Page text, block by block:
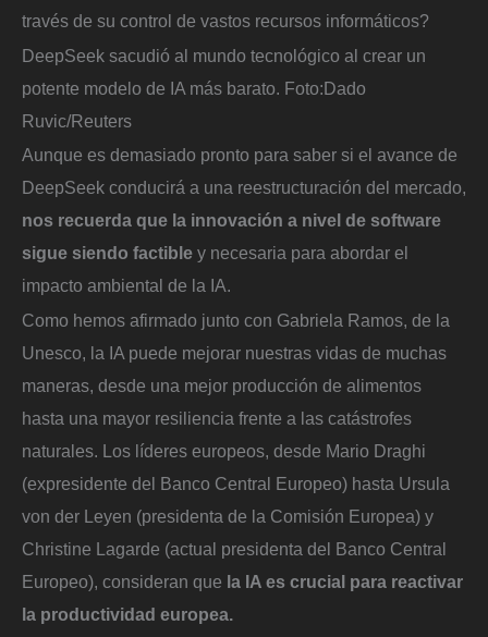
través de su control de vastos recursos informáticos?
DeepSeek sacudió al mundo tecnológico al crear un
potente modelo de IA más barato. Foto:Dado
Ruvic/Reuters
Aunque es demasiado pronto para saber si el avance de
DeepSeek conducirá a una reestructuración del mercado,
nos recuerda que la innovación a nivel de software
sigue siendo factible y necesaria para abordar el
impacto ambiental de la IA.
Como hemos afirmado junto con Gabriela Ramos, de la
Unesco, la IA puede mejorar nuestras vidas de muchas
maneras, desde una mejor producción de alimentos
hasta una mayor resiliencia frente a las catástrofes
naturales. Los líderes europeos, desde Mario Draghi
(expresidente del Banco Central Europeo) hasta Ursula
von der Leyen (presidenta de la Comisión Europea) y
Christine Lagarde (actual presidenta del Banco Central
Europeo), consideran que la IA es crucial para reactivar
la productividad europea.